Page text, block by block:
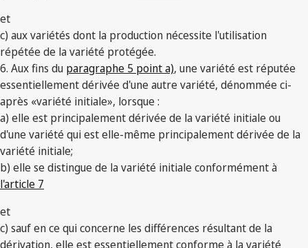
et
c) aux variétés dont la production nécessite l'utilisation
répétée de la variété protégée.
6. Aux fins du paragraphe 5 point a), une variété est réputée
essentiellement dérivée d'une autre variété, dénommée ci-
après «variété initiale», lorsque :
a) elle est principalement dérivée de la variété initiale ou
d'une variété qui est elle-même principalement dérivée de la
variété initiale;
b) elle se distingue de la variété initiale conformément à
l'article 7
et
c) sauf en ce qui concerne les différences résultant de la
dérivation, elle est essentiellement conforme à la variété